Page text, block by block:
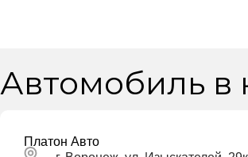
Автомобиль в
Платон Авто